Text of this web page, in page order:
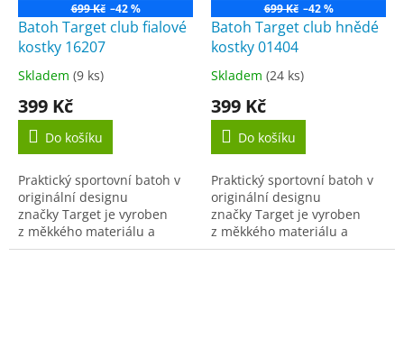
699 Kč –42 %
Batoh Target club fialové
kostky 16207
Průměrné
produktu
4,5
5
hvězdiček.
Skladem (9 ks)
399 Kč
Do košíku
Praktický sportovní batoh v
originální designu
značky Target je vyroben
z měkkého materiálu a
disponuje
699 Kč –42 %
Batoh Target club hnědé
kostky 01404
Průměrné
produktu
4,5
5
hvězdiček.
Skladem (24 ks)
399 Kč
Do košíku
Praktický sportovní batoh v
originální designu
značky Target je vyroben
z měkkého materiálu a
disponuje